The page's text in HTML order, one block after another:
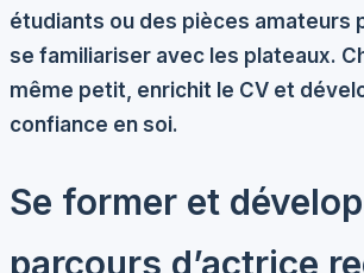
étudiants ou des pièces amateurs
se familiariser avec les plateaux.
même petit, enrichit le CV et
confiance en soi.
Se former et
parcours d’actrice